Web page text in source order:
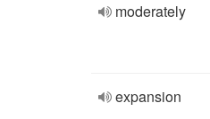
moderately
expansion